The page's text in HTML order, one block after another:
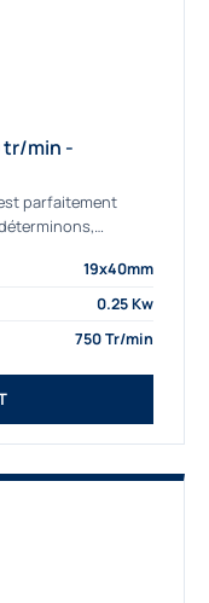
tr/min -
parfaitement
19x40mm
0.25 Kw
750 Tr/min